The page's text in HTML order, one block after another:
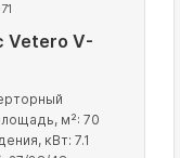
Vetero V-
м²: 70
кВт: 7.1